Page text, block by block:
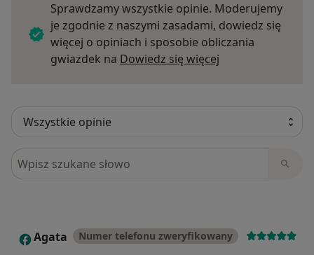
Sprawdzamy wszystkie opinie. Moderujemy
je zgodnie z naszymi zasadami, dowiedz się
więcej o opiniach i sposobie obliczania
gwiazdek na Dowiedz się więcej
Szukaj w opiniach
A Agata Numer telefonu zweryfikowany